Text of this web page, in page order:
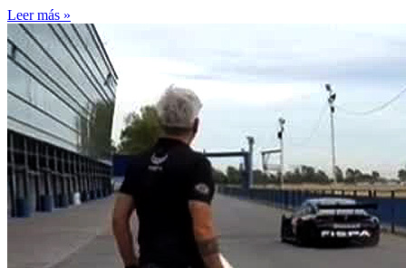
Leer más »